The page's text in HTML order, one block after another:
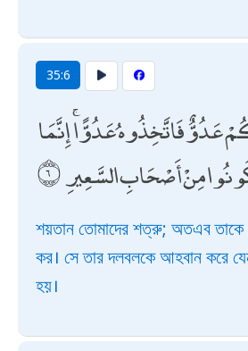
35:6
عَدُوٌّ فَاتَّخِذُوهُ عَدُوًّا ۚ إِنَّمَا
مِنْ أَصْحَابِ السَّعِيرِ
শয়তান তোমাদের শত্রু; অতএব
কর। সে তার দলবলকে আহবান করে যেন
হয়।